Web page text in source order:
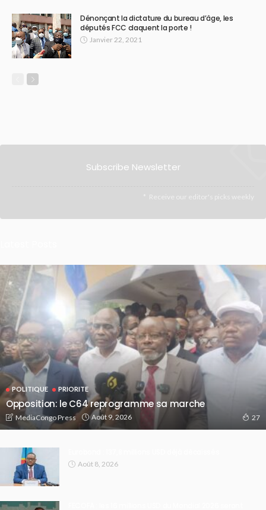
Dénonçant la dictature du bureau d’âge, les
députés FCC claquent la porte !
Janvier 22, 2021
Subscribe Newsletter
Receive our editor's picks weekly
POLITIQUE PRIORITE
Opposition: le C64 reprogramme sa marche
MediaCongo Press Août 9, 2026 27
Août 8, 2026